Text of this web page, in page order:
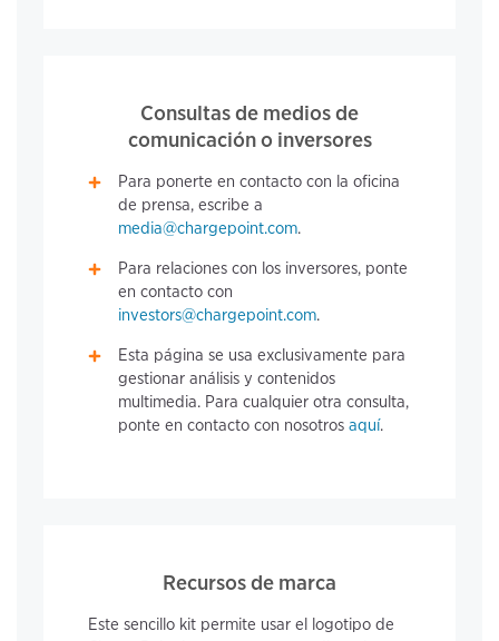
Consultas de medios de
comunicación o inversores
Para ponerte en contacto con la oficina
de prensa, escribe a
media@chargepoint.com.
Para relaciones con los inversores, ponte
en contacto con
investors@chargepoint.com.
Esta página se usa exclusivamente para
gestionar análisis y contenidos
multimedia. Para cualquier otra consulta,
ponte en contacto con nosotrosaquí.
Recursos de marca
Este sencillo kit permite usar el logotipo de